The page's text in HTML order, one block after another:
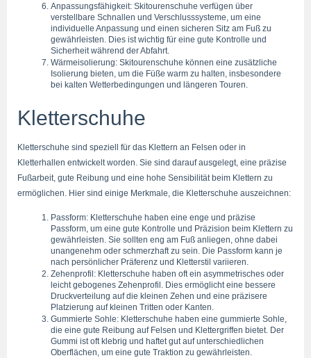
Anpassungsfähigkeit: Skitourenschuhe verfügen über
verstellbare Schnallen und Verschlusssysteme, um eine
individuelle Anpassung und einen sicheren Sitz am Fuß zu
gewährleisten. Dies ist wichtig für eine gute Kontrolle und
Sicherheit während der Abfahrt.
Wärmeisolierung: Skitourenschuhe können eine zusätzliche
Isolierung bieten, um die Füße warm zu halten, insbesondere
bei kalten Wetterbedingungen und längeren Touren.
Kletterschuhe
Kletterschuhe sind speziell für das Klettern an Felsen oder in
Kletterhallen entwickelt worden. Sie sind darauf ausgelegt, eine präzise
Fußarbeit, gute Reibung und eine hohe Sensibilität beim Klettern zu
ermöglichen. Hier sind einige Merkmale, die Kletterschuhe auszeichnen:
Passform: Kletterschuhe haben eine enge und präzise
Passform, um eine gute Kontrolle und Präzision beim Klettern zu
gewährleisten. Sie sollten eng am Fuß anliegen, ohne dabei
unangenehm oder schmerzhaft zu sein. Die Passform kann je
nach persönlicher Präferenz und Kletterstil variieren.
Zehenprofil: Kletterschuhe haben oft ein asymmetrisches oder
leicht gebogenes Zehenprofil. Dies ermöglicht eine bessere
Druckverteilung auf die kleinen Zehen und eine präzisere
Platzierung auf kleinen Tritten oder Kanten.
Gummierte Sohle: Kletterschuhe haben eine gummierte Sohle,
die eine gute Reibung auf Felsen und Klettergriffen bietet. Der
Gummi ist oft klebrig und haftet gut auf unterschiedlichen
Oberflächen, um eine gute Traktion zu gewährleisten.